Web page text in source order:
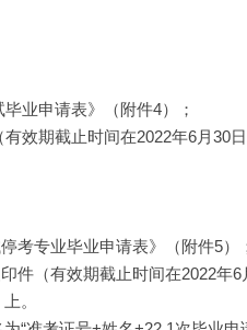
业申请表》（附件4）；
效期截止时间在2022年6月30
考专业毕业申请表》（附件5）
件（有效期截止时间在2022年
。